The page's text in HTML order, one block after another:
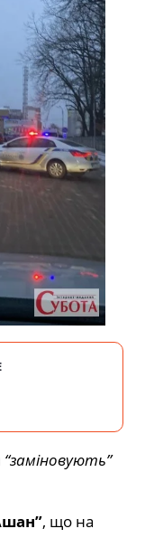
“заміновують”
, що на